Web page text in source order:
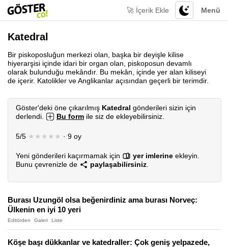
Menü
🚀 İçerik Ekle
Katedral
Bir piskoposluğun merkezi olan, başka bir deyişle kilise
hiyerarşisi içinde idari bir organ olan, piskoposun devamlı
olarak bulunduğu mekândır. Bu mekân, içinde yer alan kiliseyi
de içerir. Katolikler ve Anglikanlar açısından geçerli bir terimdir.
Göster'deki öne çıkarılmış Katedral gönderileri sizin için
derlendi.
Bu form ile siz de ekleyebilirsiniz.
5/5 ★★★★★ · 9 oy
Yeni gönderileri kaçırmamak için yer imlerine ekleyin.
Bunu çevrenizle de
paylaşabilirsiniz
Burası Uzungöl olsa beğenirdiniz ama burası Norveç:
Ülkenin en iyi 10 yeri
Editörden Galeri Liste
Köşe başı dükkanlar ve katedraller: Çok geniş yelpazede,